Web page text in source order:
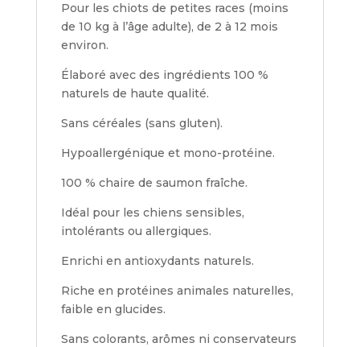
Pour les chiots de petites races (moins
de 10 kg à l’âge adulte), de 2 à 12 mois
environ.
Élaboré avec des ingrédients 100 %
naturels de haute qualité.
Sans céréales (sans gluten).
Hypoallergénique et mono-protéine.
100 % chaire de saumon fraîche.
Idéal pour les chiens sensibles,
intolérants ou allergiques.
Enrichi en antioxydants naturels.
Riche en protéines animales naturelles,
faible en glucides.
Sans colorants, arômes ni conservateurs